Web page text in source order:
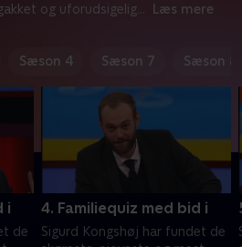
og uforudsigelig
Læs mere
Sæson 4 Sæson 7 Sæson 8
i
de
4. Familiequiz med bid i
Sigurd Kongshøj har fundet de